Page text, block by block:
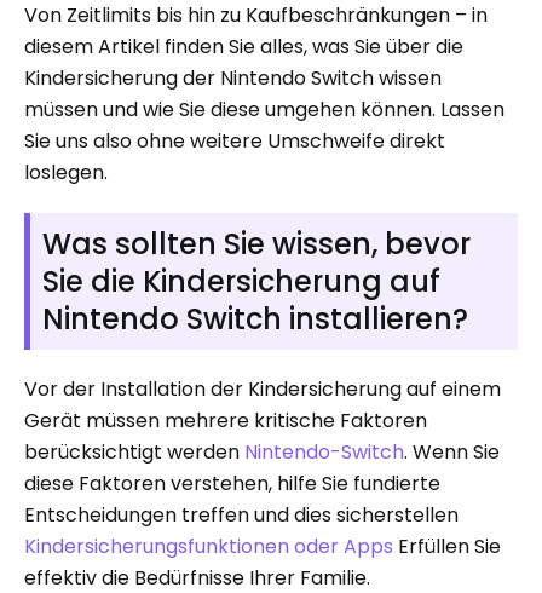
Von Zeitlimits bis hin zu Kaufbeschränkungen – in
diesem Artikel finden Sie alles, was Sie über die
Kindersicherung der Nintendo Switch wissen
müssen und wie Sie diese umgehen können. Lassen
Sie uns also ohne weitere Umschweife direkt
loslegen.
Was sollten Sie wissen, bevor
Sie die Kindersicherung auf
Nintendo Switch installieren?
Vor der Installation der Kindersicherung auf einem
Gerät müssen mehrere kritische Faktoren
berücksichtigt werden Nintendo-Switch. Wenn Sie
diese Faktoren verstehen, hilfe Sie fundierte
Entscheidungen treffen und dies sicherstellen
Kindersicherungsfunktionen oder Apps Erfüllen Sie
effektiv die Bedürfnisse Ihrer Familie.